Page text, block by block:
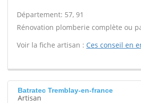
Département: 57, 91
Rénovation plomberie complète ou
Voir la fiche artisan : Ces conseil en
Batratec Tremblay-en-france
Artisan